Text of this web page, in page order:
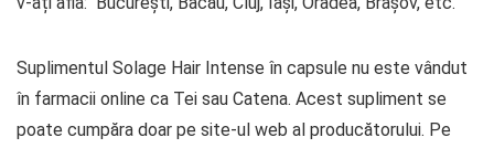
Suplimentul Solage Hair Intense în capsule nu este vândut
în farmacii online ca Tei sau Catena. Acest supliment se
poate cumpăra doar pe site-ul web al producătorului. Pe